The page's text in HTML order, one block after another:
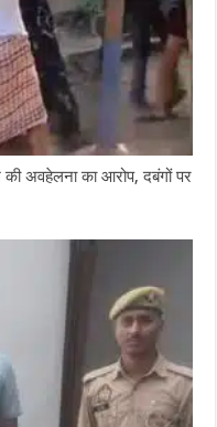
की अवहेलना का आरोप, दबंगों पर